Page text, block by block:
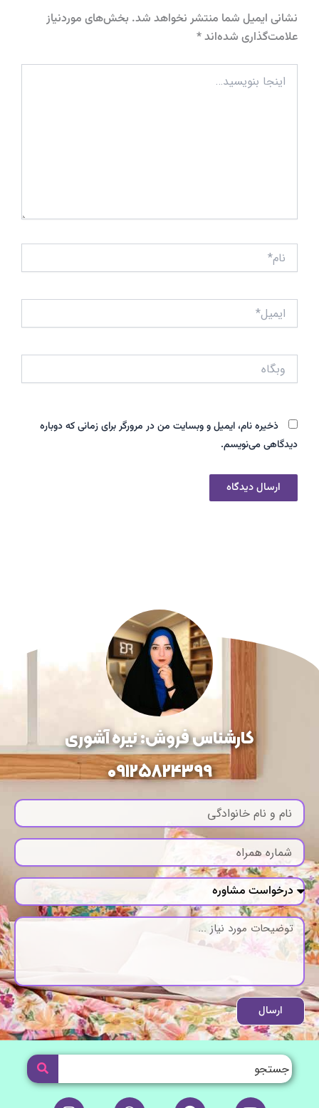
نشانی ایمیل شما منتشر نخواهد شد. بخش‌های موردنیاز
علامت‌گذاری شده‌اند*
بنویسید…
ایمیل*
ذخیره نام، ایمیل و وبسایت من در مرورگر برای زمانی که دوباره
دیدگاهی می‌نویسم.
کارشناس فروش: نیره آشوری
09125824399
ارسال